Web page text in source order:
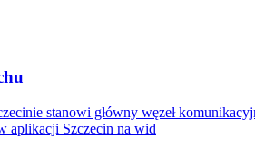
stanowi główny węzeł
aplikacji Szczecin na wid